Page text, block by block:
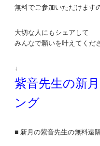
無料でご参加いただけます
大切な人にもシェアして
みんなで願いを叶えてくだ
↓
紫音先生の新
ング
■ 新月の紫音先生の無料遠